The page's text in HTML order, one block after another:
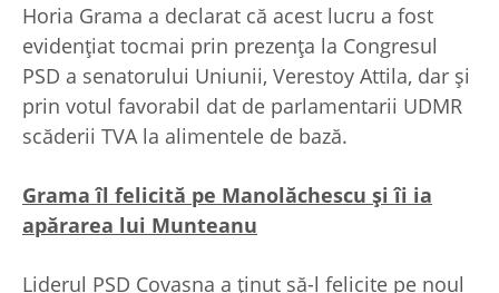
Horia Grama a declarat că acest lucru a fost
evidențiat tocmai prin prezența la Congresul
PSD a senatorului Uniunii, Verestoy Attila, dar și
prin votul favorabil dat de parlamentarii UDMR
scăderii TVA la alimentele de bază.
Grama îl felicită pe Manolăchescu și îi ia
apărarea lui Munteanu
Liderul PSD Covasna a ținut să-l felicite pe noul